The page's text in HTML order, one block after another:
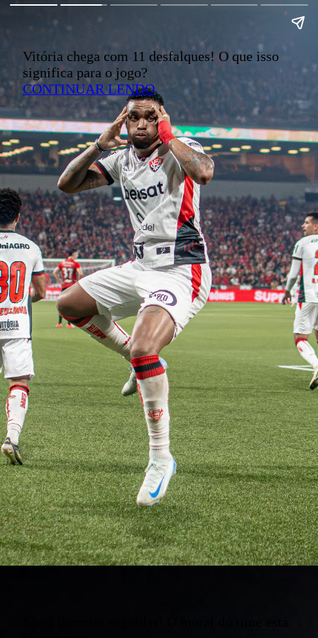
Vitória chega com 11 desfalques! O que isso
significa para o jogo?
CONTINUAR LENDO